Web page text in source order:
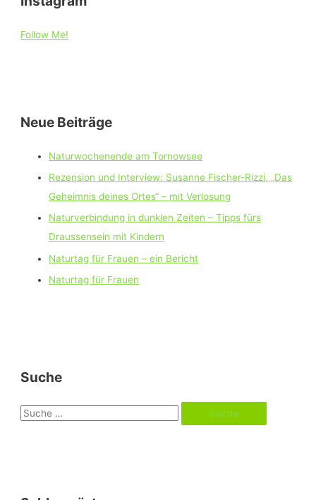
Follow Me!
Neue Beiträge
Naturwochenende am Tornowsee
Rezension und Interview: Susanne Fischer-Rizzi, „Das
Geheimnis deines Ortes“ – mit Verlosung
Naturverbindung in dunklen Zeiten – Tipps fürs
Draussensein mit Kindern
Naturtag für Frauen – ein Bericht
Naturtag für Frauen
Suche
S